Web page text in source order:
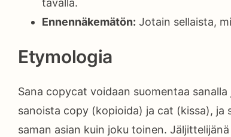
tavalla.
Ennennäkemätön: Jotain sellaista,
Etymologia
Sana copycat voidaan suomentaa
sanoista copy (kopioida) ja cat (kissa),
saman asian kuin joku toinen.